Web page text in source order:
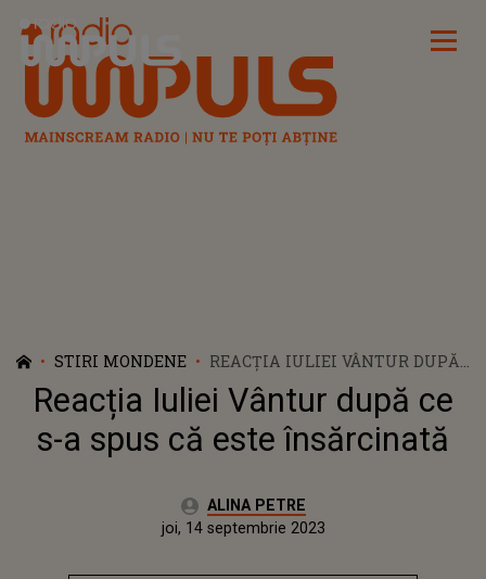
Radio Impuls
STIRI MONDENE
REACȚIA IULIEI VÂNTUR DUPĂ
CE S-A SPUS CĂ ESTE
ÎNSĂRCINATĂ
Reacția Iuliei Vântur după ce
s-a spus că este însărcinată
Autor:ALINA PETRE
Publicat:
joi, 14 septembrie 2023